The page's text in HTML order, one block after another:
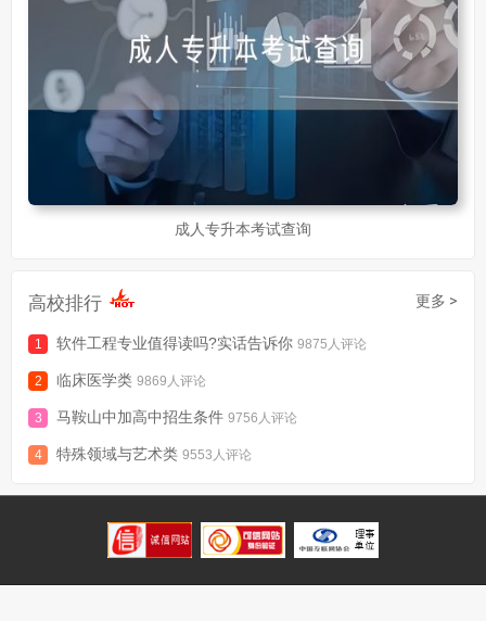
成人专升本考试查询
高校排行 更多 >
软件工程专业值得读吗?实话告诉你 9875人评论
临床医学类 9869人评论
马鞍山中加高中招生条件 9756人评论
特殊领域与艺术类 9553人评论